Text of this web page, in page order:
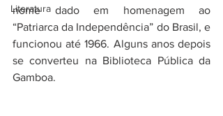
Literatura
nome dado em homenagem ao
“Patriarca da Independência” do Brasil, e
funcionou até 1966. Alguns anos depois
se converteu na Biblioteca Pública da
Gamboa.